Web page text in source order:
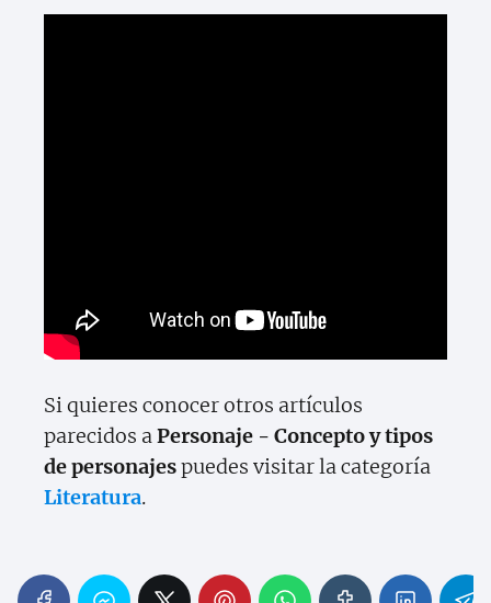
Si quieres conocer otros artículos
parecidos aPersonaje - Concepto y tipos
de personajespuedes visitar la categoría
Literatura.